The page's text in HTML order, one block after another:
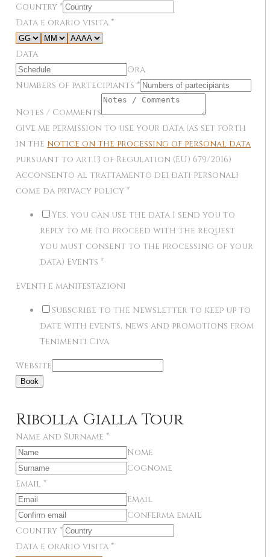
Country *
Data e orario visita *
Data
Ora
Numbers of partecipiants *
Notes / Comments
Give me permission to use your data (as set forth
in the notice on the processing of personal data
pursuant to art.13 of Regulation (EU) 679/2016)
Acconsento al trattamento dei dati personali
come da privacy policy *
Yes, you can use the data I send you to
reply to me (to proceed with the request
you must consent to the processing of your
data) Events *
Eventi e manifestazioni
Subscribe to the Newsletter to keep up to
date with events, news and promotions from
Tenimenti Civa
Website
Book
Ribolla Gialla Tour
Name and Surname *
Nome
Cognome
Email *
Email
Conferma email
Country *
Data e orario visita *